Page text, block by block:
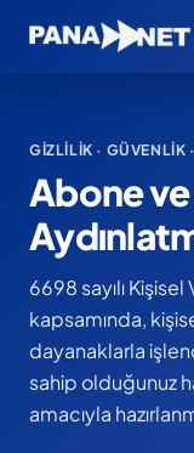
GIZLILIK · GÜVENLIK
Abone
6698 sayılı Kişisel
kapsamında,
dayanaklarla
sahip olduğunuz
amacıyla